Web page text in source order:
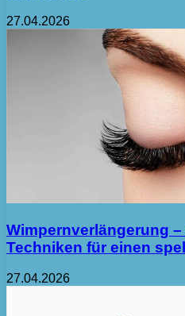
27.04.2026
Wimpernverlängerung
Techniken für einen
27.04.2026